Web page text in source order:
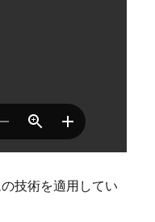
技術を適用してい